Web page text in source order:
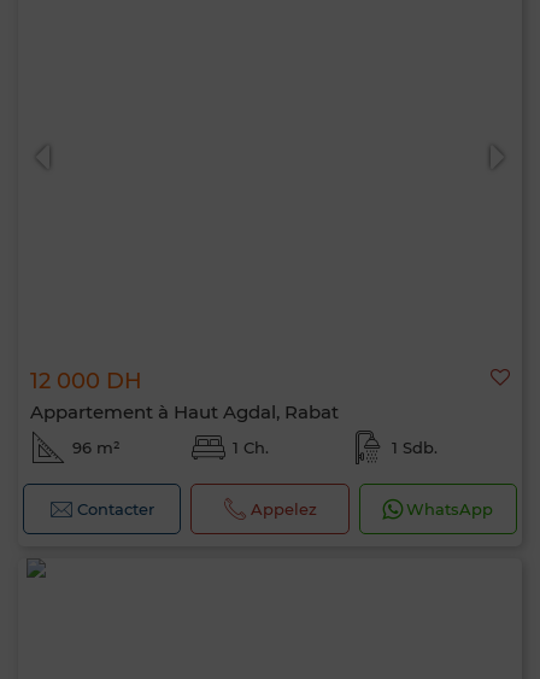
12 000 DH
Appartement à Haut Agdal, Rabat
96 m² 1 Ch. 1 Sdb.
Contacter Appelez WhatsApp